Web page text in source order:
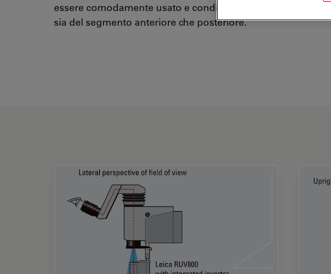
essere comodamente usato e condiviso per la chirurgia
sia del segmento anteriore che posteriore.